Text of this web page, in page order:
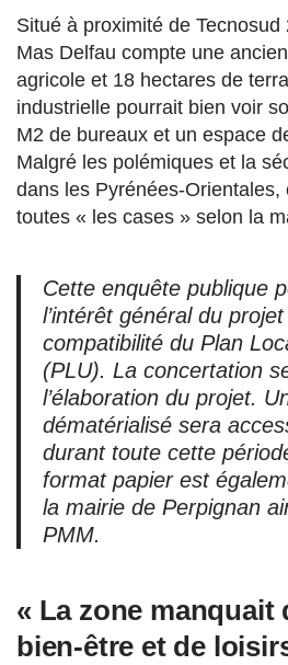
Situé à proximité de
Mas Delfau compte une
agricole et 18 hectares de
industrielle pourrait bien voir
M2 de bureaux et un espace
Malgré les polémiques et la
dans les Pyrénées-Orientales,
toutes « les cases » selon la
Cette enquête publique
l’intérêt général du
compatibilité du Plan
(PLU). La concertation
l’élaboration du projet.
dématérialisé sera
durant toute cette
format papier est
la mairie de Perpignan
PMM.
« La zone manquait
bien-être et de